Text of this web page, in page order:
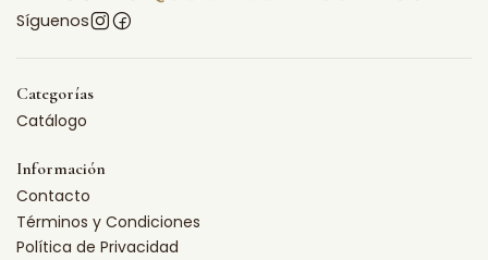
Síguenos
Categorías
Catálogo
Información
Contacto
Términos y Condiciones
Política de Privacidad